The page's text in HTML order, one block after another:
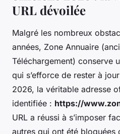
URL dévoilée
Malgré les nombreux
années, Zone Annuaire
Téléchargement) conserve
qui s’efforce de rester à
2026, la véritable adresse
identifiée : https://
URL a réussi à s’imposer
autres qui ont été bloquées